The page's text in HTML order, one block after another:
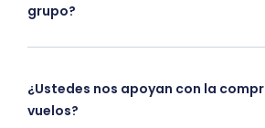
grupo?
¿Ustedes nos apoyan con la
vuelos?